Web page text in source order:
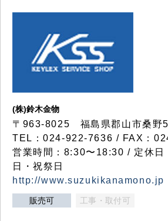
(株)鈴木金物
〒963-8025 福島県郡山市桑野
TEL：024-922-7636 / FAX：
営業時間：8:30〜18:30 / 定休日
日・祝祭日
http://www.suzukikanamono.jp
販売可 工事・取付可